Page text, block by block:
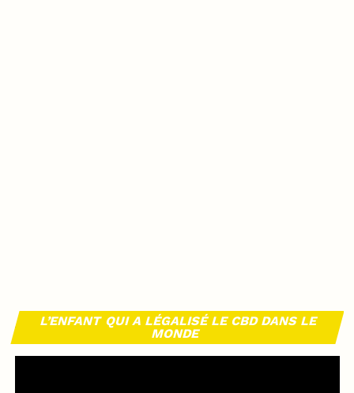
L’ENFANT QUI A LÉGALISÉ LE CBD DANS LE
MONDE